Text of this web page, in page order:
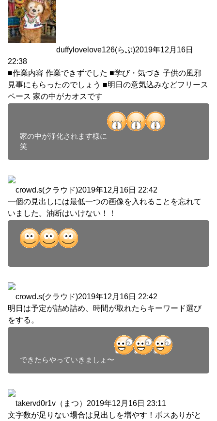
duffylovelove126(らぶ)2019年12月16日
22:38
■作業内容 作業できずでした ■学び・気づき 子供の風邪
見事にもらったのでしょう ■明日の意気込みなどフリース
ペース 家の中がカオスです
家の中が浄化されます様に
笑
crowd.s(クラウド)2019年12月16日 22:42
一個の見出しには最低一つの画像を入れることを忘れて
いました。油断はいけない！！
crowd.s(クラウド)2019年12月16日 22:42
明日は予定が詰め詰め、時間が取れたらキーワード選び
をする。
できたらやっていきましょ〜
takervd0r1v（まつ） 2019年12月16日 23:11
文字数が足りない場合は見出しを増やす！ボスありがと